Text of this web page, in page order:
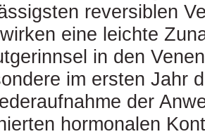
reversiblen
eine leichte
in den
im ersten Jahr
der
hormonalen